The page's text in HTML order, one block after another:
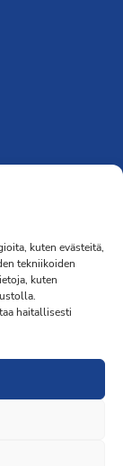
kuten evästeitä,
tekniikoiden
kuten
haitallisesti